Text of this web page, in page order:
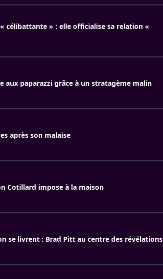
célibattante » : elle officialise sa relation «
aux paparazzi grâce à un stratagème malin
après son malaise
Cotillard impose à la maison
se livrent : Brad Pitt au centre des révélations